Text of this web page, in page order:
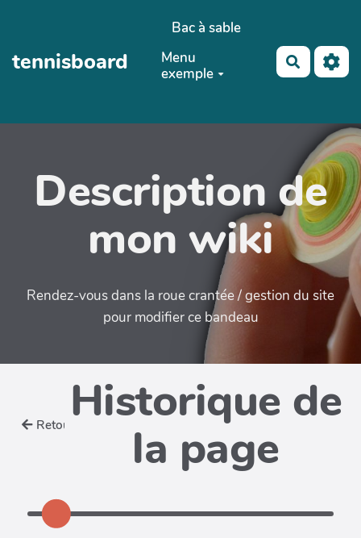
Aller au contenu principal
tennisboard
Bac à sable
Menu
exemple
Description de
mon wiki
Rendez-vous dans la roue crantée / gestion du site
pour modifier ce bandeau
Retour Historique de
la page